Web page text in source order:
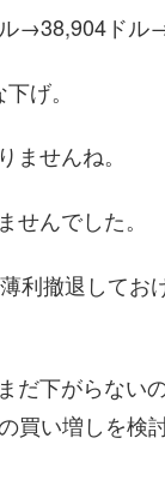
→38,904ドル
げ。
ませんね。
せんでした。
利撤退してお
だ下がらない
買い増しを検